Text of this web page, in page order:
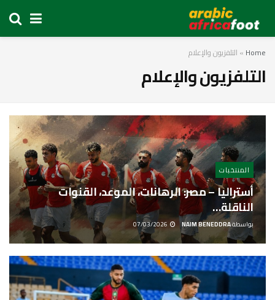
Home
» التلفزيون والإعلام
التلفزيون والإعلام
المنتخبات
أستراليا – مصر: الرهانات، الموعد، القنوات
الناقلة…
بواسطةNAIM BENEDDRA